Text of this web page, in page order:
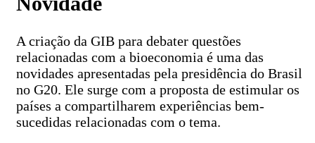
A criação da GIB para debater questões
relacionadas com a bioeconomia é uma das
novidades apresentadas pela presidência do Brasil
no G20. Ele surge com a proposta de estimular os
países a compartilharem experiências bem-
sucedidas relacionadas com o tema.